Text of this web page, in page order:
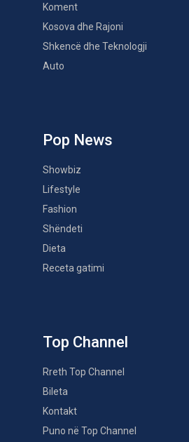
Koment
Kosova dhe Rajoni
Shkencë dhe Teknologji
Auto
Pop News
Showbiz
Lifestyle
Fashion
Shëndeti
Dieta
Receta gatimi
Top Channel
Rreth Top Channel
Bileta
Kontakt
Puno në Top Channel